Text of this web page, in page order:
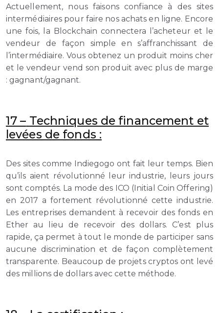
Actuellement, nous faisons confiance à des sites
intermédiaires pour faire nos achats en ligne. Encore
une fois, la Blockchain connectera l’acheteur et le
vendeur de façon simple en s’affranchissant de
l’intermédiaire. Vous obtenez un produit moins cher
et le vendeur vend son produit avec plus de marge
: gagnant/gagnant.
17 – Techniques de financement et
levées de fonds :
Des sites comme Indiegogo ont fait leur temps. Bien
qu’ils aient révolutionné leur industrie, leurs jours
sont comptés. La mode des ICO (Initial Coin Offering)
en 2017 a fortement révolutionné cette industrie.
Les entreprises demandent à recevoir des fonds en
Ether au lieu de recevoir des dollars. C’est plus
rapide, ça permet à tout le monde de participer sans
aucune discrimination et de façon complètement
transparente. Beaucoup de projets cryptos ont levé
des millions de dollars avec cette méthode.